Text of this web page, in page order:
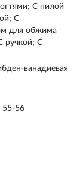
С пилой
С
для обжима
ручкой; С
ванадиевая
55-56